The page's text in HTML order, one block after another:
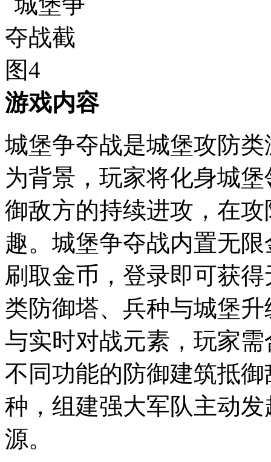
游戏内容
城堡争夺战是城堡攻防
为背景，玩家将化身城
御敌方的持续进攻，在
趣。城堡争夺战内置无
刷取金币，登录即可获
类防御塔、兵种与城堡
与实时对战元素，玩家
不同功能的防御建筑抵
种，组建强大军队主动
源。